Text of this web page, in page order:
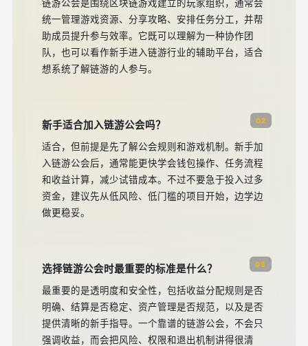
链游公会是围绕区块链游戏建立的玩家组织，通常会
统一管理游戏资源、分享攻略、安排任务分工，并帮
助成员提升参与效率。它既可以理解为一种协作团
队，也可以看作新手进入链游行业的辅助平台，适合
想系统了解链游的人参与。
02
新手适合加入链游公会吗？
适合，但前提是先了解公会规则和游戏机制。新手加
入链游公会后，通常能更快学会钱包操作、任务流程
和收益计算，减少试错成本。不过不要急于投入过多
资金，建议先从低风险、低门槛的项目开始，边学边
做更稳妥。
03
选择链游公会时最重要的标准是什么？
最重要的是透明度和安全性，包括收益分配规则是否
明确、结算是否稳定、资产管理是否规范，以及是否
提供清晰的新手指导。一个靠谱的链游公会，不会只
强调收益，而会把风险、权限和退出机制讲得很清